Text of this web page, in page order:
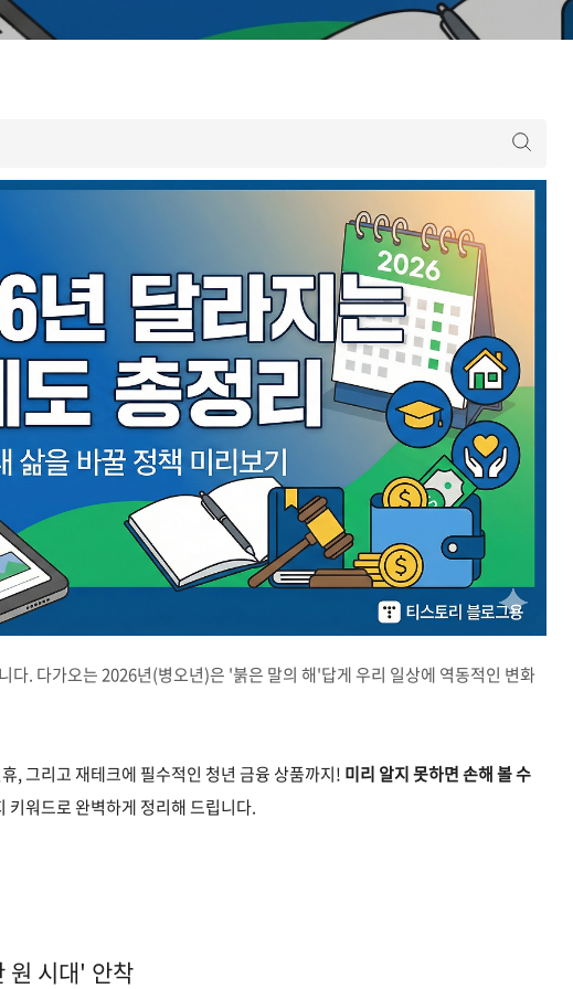
다. 다가오는 2026년(병오년)은 '붉은 말의 해'답게 우리 일상에 역동적인 변화
, 그리고 재테크에 필수적인 청년 금융 상품까지! 미리 알지 못하면 손해 볼 수
키워드로 완벽하게 정리해 드립니다.
원 시대' 안착